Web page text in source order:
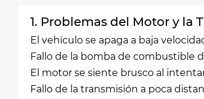
1. Problemas del Motor y la
El vehículo se apaga a baja
Fallo de la bomba de combustible
El motor se siente brusco al
Fallo de la transmisión a poca